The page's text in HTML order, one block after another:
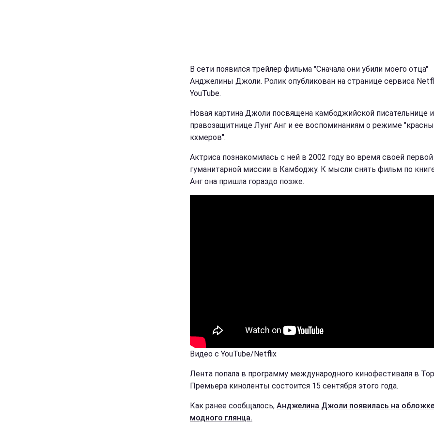
В сети появился трейлер фильма "Сначала они убили моего отца"
Анджелины Джоли. Ролик опубликован на странице сервиса
YouTube.
Новая картина Джоли посвящена камбоджийской писательнице и
правозащитнице Лунг Анг и ее воспоминаниям о режиме
кхмеров".
Актриса познакомилась с ней в 2002 году во время своей первой
гуманитарной миссии в Камбоджу. К мысли снять фильм по
Анг она пришла гораздо позже.
Видео с YouTube/Netflix
Лента попала в программу международного кинофестиваля в
Премьера киноленты состоится 15 сентября этого года.
Как ранее сообщалось, Анджелина Джоли появилась на обложке
модного глянца.